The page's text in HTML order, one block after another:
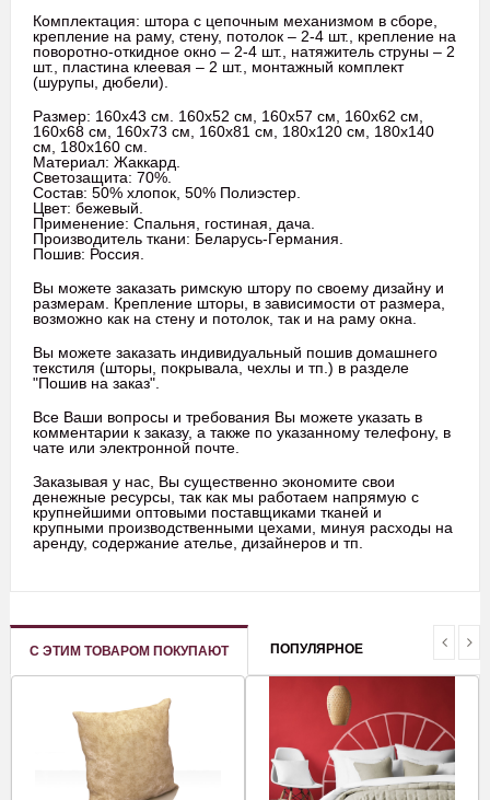
Комплектация: штора с цепочным механизмом в сборе,
крепление на раму, стену, потолок – 2-4 шт., крепление на
поворотно-откидное окно – 2-4 шт., натяжитель струны – 2
шт., пластина клеевая – 2 шт., монтажный комплект
(шурупы, дюбели).
Размер: 160х43 см. 160х52 см, 160х57 см, 160х62 см,
160х68 см, 160х73 см, 160х81 см, 180х120 см, 180х140
см, 180х160 см.
Материал: Жаккард.
Светозащита: 70%.
Состав: 50% хлопок, 50% Полиэстер.
Цвет: бежевый.
Применение: Спальня, гостиная, дача.
Производитель ткани: Беларусь-Германия.
Пошив: Россия.
Вы можете заказать римскую штору по своему дизайну и
размерам. Крепление шторы, в зависимости от размера,
возможно как на стену и потолок, так и на раму окна.
Вы можете заказать индивидуальный пошив домашнего
текстиля (шторы, покрывала, чехлы и тп.) в разделе
"Пошив на заказ".
Все Ваши вопросы и требования Вы можете указать в
комментарии к заказу, а также по указанному телефону, в
чате или электронной почте.
Заказывая у нас, Вы существенно экономите свои
денежные ресурсы, так как мы работаем напрямую с
крупнейшими оптовыми поставщиками тканей и
крупными производственными цехами, минуя расходы на
аренду, содержание ателье, дизайнеров и тп.
С ЭТИМ ТОВАРОМ ПОКУПАЮТ ПОПУЛЯРНОЕ